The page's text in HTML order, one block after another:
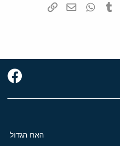
Pinterest
Tumblr
WhatsAppדואר אלקטרוני
האח הגדול